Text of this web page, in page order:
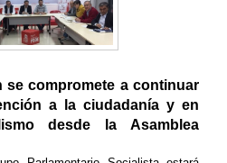
se compromete a continuar
a la ciudadanía y en
desde la Asamblea